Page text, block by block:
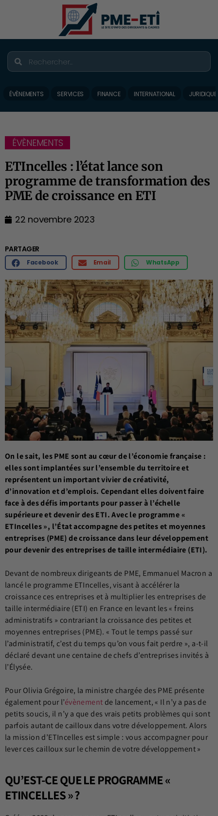
ÉVÈNEMENTS SERVICES FINANCE INTERNATIONAL JURIDIQUE
ÉVÈNEMENTS
ETIncelles : l’état lance son
programme de transformation des
PME de croissance en ETI
22 novembre 2023
PARTAGER
Facebook Email WhatsApp
On le sait, les PME sont au cœur de l’économie française :
elles sont implantées sur l’ensemble du territoire et
représentent un important vivier de créativité,
d’innovation et d’emplois. Cependant elles doivent faire
face à des défis importants pour passer à l’échelle
supérieure et devenir des ETI. Avec le programme «
ETIncelles », l’État accompagne des petites et moyennes
entreprises (PME) de croissance dans leur développement
pour devenir des entreprises de taille intermédiaire (ETI).
Devant de nombreux dirigeants de PME, Emmanuel Macron a
lancé le programme ETIncelles, visant à accélérer la
croissance ces entreprises et à multiplier les entreprises de
taille intermédiaire (ETI) en France en levant les « freins
administratifs » contrariant la croissance des petites et
moyennes entreprises (PME). « Tout le temps passé sur
l’administratif, c’est du temps qu’on vous fait perdre », a-t-il
déclaré devant une centaine de chefs d’entreprises invités à
l’Élysée.
Pour Olivia Grégoire, la ministre chargée des PME présente
également pour l’évènement de lancement, « Il n’y a pas de
petits soucis, il n’y a que des vrais petits problèmes qui sont
parfois autant de cailloux dans votre développement. Alors
la mission d’ETIncelles est simple : vous accompagner pour
lever ces cailloux sur le chemin de votre développement »
QU’EST-CE QUE LE PROGRAMME «
ETINCELLES » ?